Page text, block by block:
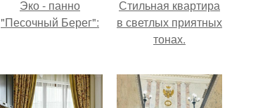
Эко - панно
"Песочный Берег":
Стильная квартира
в светлых приятных
тонах.